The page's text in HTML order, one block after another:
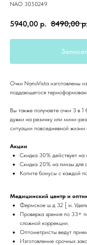
NAO 3050249
5940,00 р. 8490,00 р.
Очки NanoVista изготовлены
поддающегося
Вы также получаете очки 3 в 1
дужки на резинку или мини-
ситуации повседневной жизни
Акции
Скидка 30% действует на
Скидка 20% на линзы для
Копите бонусы с каждой
Медицинский центр и
Фермское ш д 32 [ м.
Проверка зрения по 33+
сложной коррекции.
Оптометристы ведут
Изготовление срочных